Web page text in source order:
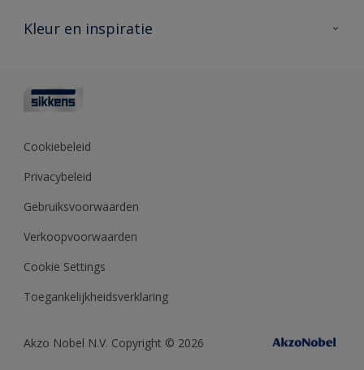
Vind je verkooppunt
Advies & service
Polyfilla Pro
Sikkens Center
Kleur en inspiratie
Kleurcollecties
Kennisbank
Cookiebeleid
Privacybeleid
Gebruiksvoorwaarden
Verkoopvoorwaarden
Cookie Settings
Toegankelijkheidsverklaring
Akzo Nobel N.V. Copyright © 2026